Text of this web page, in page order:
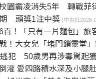
園霸凌消失5年 轉戰菲
頭獎1注中獎 (中央社2026-
百！「只有一片麵包」
！大女兒「堵門鎖靈堂
犯 50歲男再涉毒駕起
灌 愛四路積水深及小腿